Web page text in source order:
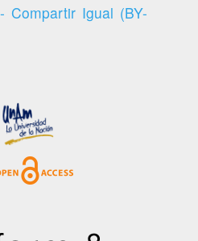
Compartir Igual (BY-